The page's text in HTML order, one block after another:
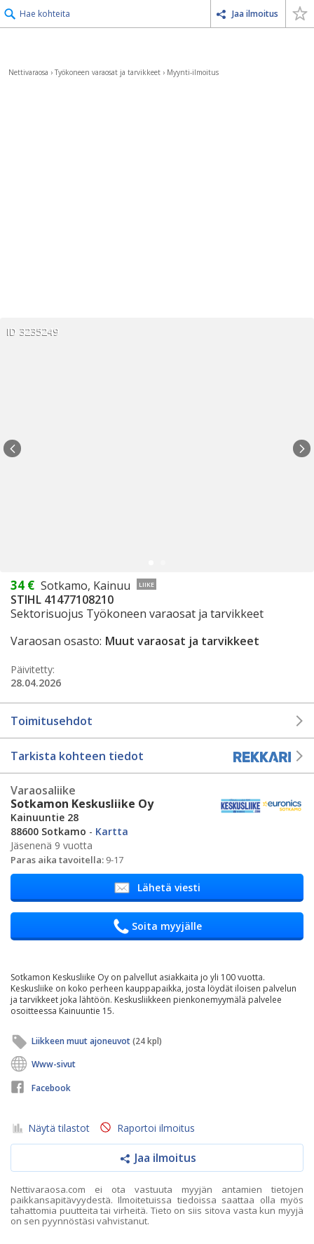
Hae kohteita Jaa ilmoitus
Nettivaraosa › Työkoneen varaosat ja tarvikkeet › Myynti-ilmoitus
ID 3235249
34 € Sotkamo, Kainuu LIIKE
STIHL 41477108210
Sektorisuojus Työkoneen varaosat ja tarvikkeet
Varaosan osasto: Muut varaosat ja tarvikkeet
Päivitetty:
28.04.2026
Toimitusehdot
Tarkista kohteen tiedot
Varaosaliike
Sotkamon Keskusliike Oy
Kainuuntie 28
88600 Sotkamo - Kartta
Jäsenenä 9 vuotta
Paras aika tavoitella: 9-17
Lähetä viesti
Soita myyjälle
Sotkamon Keskusliike Oy on palvellut asiakkaita jo yli 100 vuotta.
Keskusliike on koko perheen kauppapaikka, josta löydät iloisen palvelun
ja tarvikkeet joka lähtöön. Keskusliikkeen pienkonemyymälä palvelee
osoitteessa Kainuuntie 15.
Liikkeen muut ajoneuvot(24 kpl)
Www-sivut
Facebook
Näytä tilastot Raportoi ilmoitus
Jaa ilmoitus
Nettivaraosa.com ei ota vastuuta myyjän antamien tietojen
paikkansapitävyydestä. Ilmoitetuissa tiedoissa saattaa olla myös
tahattomia puutteita tai virheitä. Tieto on siis sitova vasta kun myyjä
on sen pyynnöstäsi vahvistanut.